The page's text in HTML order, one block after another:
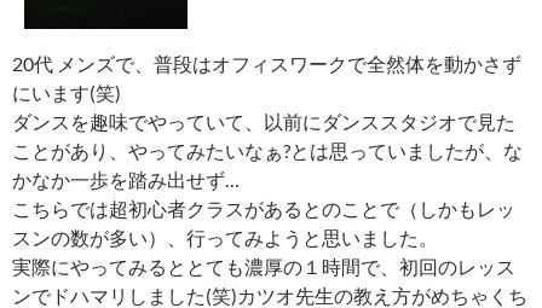
20代 メンズで、普段はオフィスワークで全然体を動かさず
にいます(笑)
ダンスを趣味でやっていて、以前にダンススタジオで見た
ことがあり、やってみたいなぁ?とは思っていましたが、な
かなか一歩を踏み出せず…
こちらでは超初心者クラスがあるとのことで（しかもレッ
スンの数が多い）、行ってみようと思いました。
実際にやってみるととても濃厚の１時間で、初回のレッス
ンでドハマリしました(笑)カツオ先生の教え方がめちゃくち